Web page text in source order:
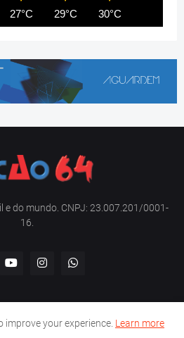
27°C 29°C 30°C
e do mundo. CNPJ: 23.007.201/0001-
16.
Contato Política de privacidade
improve your experience. Learn more